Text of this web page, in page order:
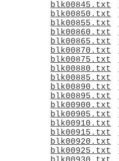
blk00845.txt
blk00850.txt
blk00855.txt
blk00860.txt
blk00865.txt
blk00870.txt
blk00875.txt
blk00880.txt
blk00885.txt
blk00890.txt
blk00895.txt
blk00900.txt
blk00905.txt
blk00910.txt
blk00915.txt
blk00920.txt
blk00925.txt